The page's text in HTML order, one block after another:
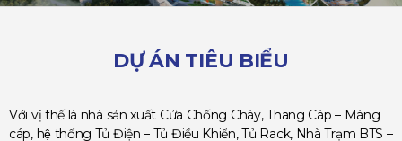
DỰ ÁN TIÊU BIỂU
Với vị thế là nhà sản xuất Cửa Chống Cháy, Thang Cáp – Máng
cáp, hệ thống Tủ Điện – Tủ Điều Khiển, Tủ Rack, Nhà Trạm BTS –